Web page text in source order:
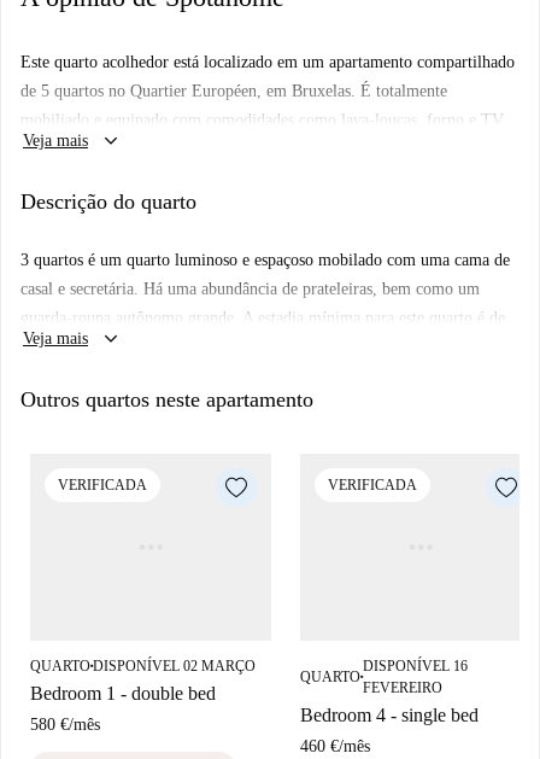
Este quarto acolhedor está localizado em um apartamento compartilhado
de 5 quartos no Quartier Européen, em Bruxelas. É totalmente
mobiliado e equipado com comodidades como lava-louças, forno e TV.
O apartamento também fica em um prédio com elevador e possui uma
na cidade. É ideal para mulheres profissionais ou estudantes, com a
qualidade.
A localização deste imóvel é imbatível — situado no Quartier Européen,
um dos bairros mais vibrantes de Bruxelas. A uma curta distância a pé,
Tourisme, a Estátua do Conde Barthélemy de Theux de Meylandt e a
enriquecedora.
Veja mais keyboard_arrow_down
Descrição do quarto
3 quartos é um quarto luminoso e espaçoso mobilado com uma cama de
casal e secretária. Há uma abundância de prateleiras, bem como um
guarda-roupa autônomo grande. A estadia mínima para este quarto é de
12 meses.
Veja mais keyboard_arrow_down
Outros quartos neste apartamento
VERIFICADA
QUARTO■DISPONÍVEL 02 MARÇO
Bedroom 1 - double bed
580 €/mês
VERIFICADA
QUARTO■
DISPONÍVEL 16
FEVEREIRO
Bedroom 4 - single bed
460 €/mês